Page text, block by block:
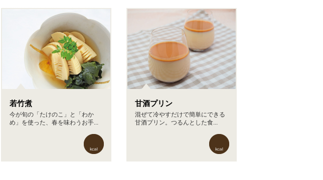
若竹煮
今が旬の「たけのこ」と「わか
め」を使った、春を味わうお手...
甘酒プリン
混ぜて冷やすだけで簡単にできる
甘酒プリン。つるんとした食...